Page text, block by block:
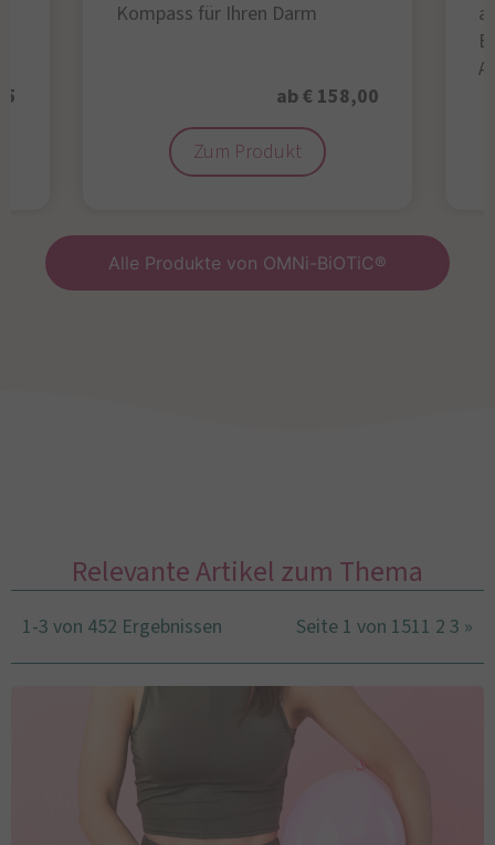
Kompass für Ihren Darm
ab € 158,00
Zum Produkt
Alle Produkte von OMNi-BiOTiC®
Relevante Artikel zum Thema
1-3 von 452 Ergebnissen Seite 1 von 1511 2 3 »